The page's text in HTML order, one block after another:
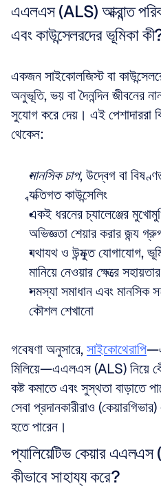
এএলএস (ALS) আক্রান্ত
এবং কাউন্সেলরদের ভূমিকা
একজন সাইকোলজিস্ট বা
অনুভূতি, ভয় বা দৈনন্দিন জীবনের
সুযোগ করে দেয়। এই পেশাদাররা
থেকেন:
মানসিক চাপ, উদ্বেগ বা
ব্যক্তিগত কাউন্সেলিং
একই ধরনের চ্যালেঞ্জের
অভিজ্ঞতা শেয়ার করার জন্য
যথাযথ ও উন্মুক্ত যোগাযোগ,
মানিয়ে নেওয়ার ক্ষেত্রে
সমস্যা সমাধান এবং মানসিক
কৌশল শেখানো
গবেষণা অনুসারে, সাইকোথেরাপি
মিলিয়ে—এএলএস (ALS) নিয়ে
কষ্ট কমাতে এবং সুস্থতা বাড়াতে
সেবা প্রদানকারীরাও
হতে পারেন।
প্যালিয়েটিভ কেয়ার এএলএস
কীভাবে সাহায্য করে?